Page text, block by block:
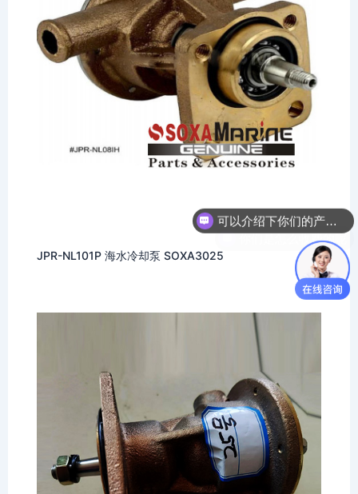
JPR-NL101P 海水冷却泵 SOXA3025
你们是怎么收费的呢